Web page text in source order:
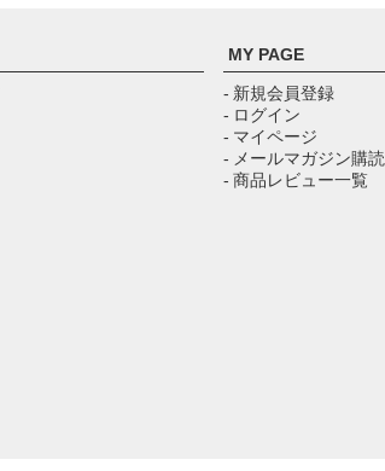
MY PAGE
- 新規会員登録
- ログイン
- マイページ
- メールマガジン購読
- 商品レビュー一覧